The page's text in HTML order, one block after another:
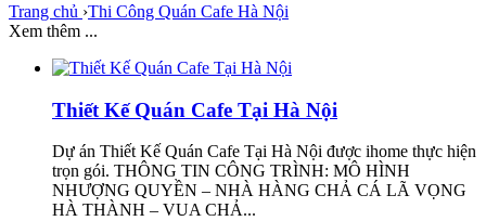
Trang chủ ›Thi Công Quán Cafe Hà Nội
Xem thêm ...
Thiết Kế Quán Cafe Tại Hà Nội
Dự án Thiết Kế Quán Cafe Tại Hà Nội được ihome thực hiện
trọn gói. THÔNG TIN CÔNG TRÌNH: MÔ HÌNH
NHƯỢNG QUYỀN – NHÀ HÀNG CHẢ CÁ LÃ VỌNG
HÀ THÀNH – VUA CHẢ...